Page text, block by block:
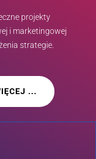
projekty
i marketingowej
strategie.
...